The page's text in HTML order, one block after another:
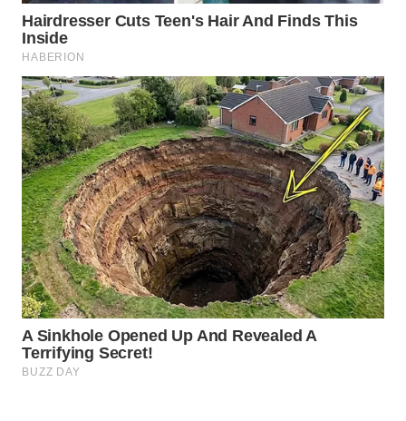
WAHANA
PERSONA
WAHANA
OTOMOTIF
WAHANA
HEALTH
WAHANA
DESA
WISATA
LAPAK
WAHANA